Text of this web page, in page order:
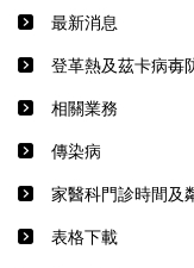
最新消息
登革熱及茲卡病毐
相關業務
傳染病
家醫科門診時間及
表格下載